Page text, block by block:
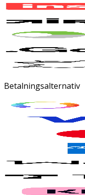
Betalningsalternativ